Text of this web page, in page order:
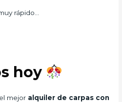
rápido…
hoy
mejor alquiler de carpas con